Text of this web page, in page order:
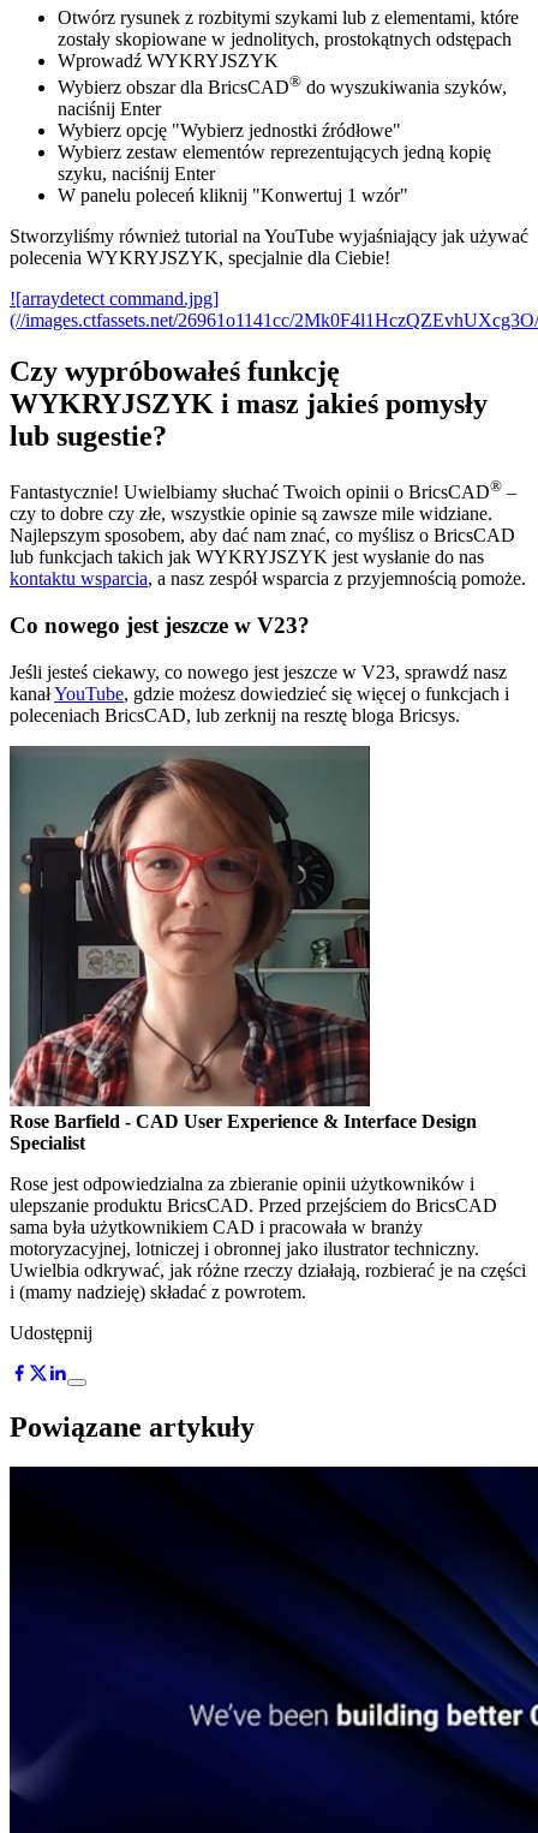
Otwórz rysunek z rozbitymi szykami lub z elementami, które
zostały skopiowane w jednolitych, prostokątnych odstępach
Wprowadź WYKRYJSZYK
Wybierz obszar dla BricsCAD® do wyszukiwania szyków,
naciśnij Enter
Wybierz opcję "Wybierz jednostki źródłowe"
Wybierz zestaw elementów reprezentujących jedną kopię
szyku, naciśnij Enter
W panelu poleceń kliknij "Konwertuj 1 wzór"
Stworzyliśmy również tutorial na YouTube wyjaśniający jak używać
polecenia WYKRYJSZYK, specjalnie dla Ciebie!
![arraydetect command.jpg]
(//images.ctfassets.net/26961o1141cc/
Czy wypróbowałeś funkcję
WYKRYJSZYK i masz jakieś pomysły
lub sugestie?
Fantastycznie! Uwielbiamy słuchać Twoich opinii o BricsCAD® –
czy to dobre czy złe, wszystkie opinie są zawsze mile widziane.
Najlepszym sposobem, aby dać nam znać, co myślisz o BricsCAD
lub funkcjach takich jak WYKRYJSZYK jest wysłanie do nas
kontaktu wsparcia, a nasz zespół wsparcia z przyjemnością pomoże.
Co nowego jest jeszcze w V23?
Jeśli jesteś ciekawy, co nowego jest jeszcze w V23, sprawdź nasz
kanałYouTube, gdzie możesz dowiedzieć się więcej o funkcjach i
poleceniach BricsCAD, lub zerknij na resztę bloga Bricsys.
Rose Barfield - CAD User Experience & Interface Design
Specialist
Rose jest odpowiedzialna za zbieranie opinii użytkowników i
ulepszanie produktu BricsCAD. Przed przejściem do BricsCAD
sama była użytkownikiem CAD i pracowała w branży
motoryzacyjnej, lotniczej i obronnej jako ilustrator techniczny.
Uwielbia odkrywać, jak różne rzeczy działają, rozbierać je na części
i (mamy nadzieję) składać z powrotem.
Udostępnij
Powiązane artykuły